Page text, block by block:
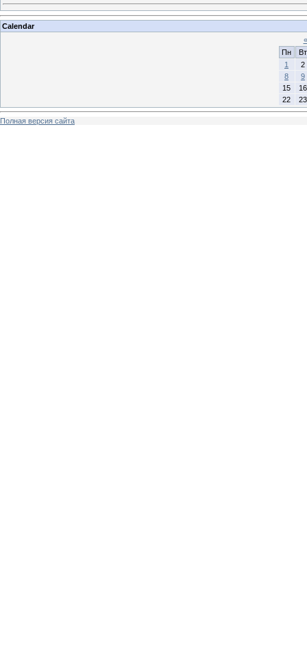
Calendar
«
Пн
Вт
1
2
8
9
15
16
22
23
Полная версия сайта